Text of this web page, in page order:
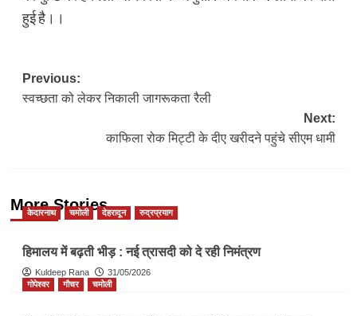
हुई है।।
Post
navigation
Previous:
स्वच्छता को लेकर निकाली जागरूकता रैली
Next:
काफिला रोक मिट्टी के दीए खरीदने पहुंचे सीएम धामी
More Stories
केदारनाथ चमोली देहरादून रुद्रप्रयाग
हिमालय में बढ़ती भीड़ : नई त्रासदी को दे रही निमंत्रण
Kuldeep Rana
31/05/2026
गोपेश्वर
गौचर चमोली